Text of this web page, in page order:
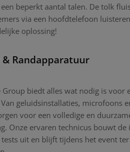
beperkt aantal talen. De tolk
via een hoofdtelefoon
oplossing!
& Randapparatuur
Group biedt alles wat nodig is voor
geluidsinstallaties, microfoons
voor een volledige en
Onze ervaren technicus bouwt
uit en blijft tijdens het event